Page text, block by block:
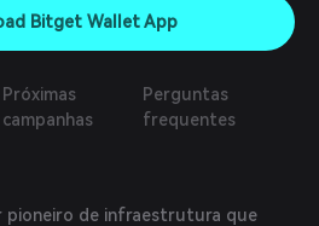
Bitget Wallet App
Próximas
campanhas
Perguntas
frequentes
pioneiro de infraestrutura que